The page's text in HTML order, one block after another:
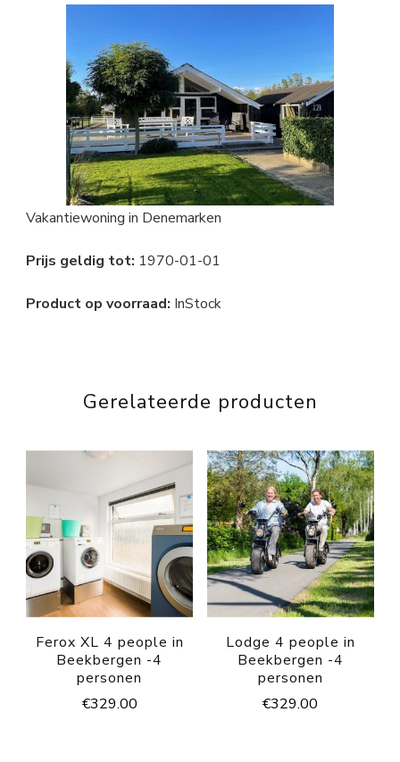
Vakantiewoning in Denemarken
Prijs geldig tot: 1970-01-01
Product op voorraad: InStock
Gerelateerde producten
Ferox XL 4 people in
Beekbergen -4
personen
€329.00
Lodge 4 people in
Beekbergen -4
personen
€329.00